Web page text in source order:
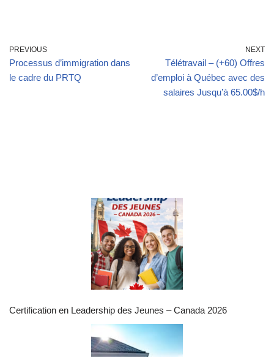
PREVIOUS
Processus d’immigration dans
le cadre du PRTQ
NEXT
Télétravail – (+60) Offres
d’emploi à Québec avec des
salaires Jusqu’à 65.00$/h
Certification en Leadership des Jeunes – Canada 2026